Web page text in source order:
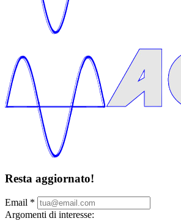
Resta aggiornato!
Email *
Argomenti di interesse: